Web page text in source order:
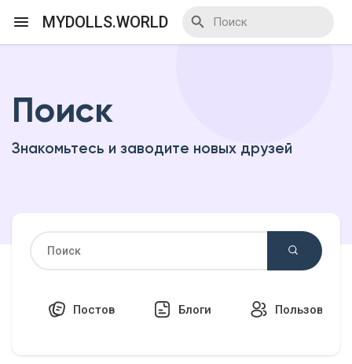
MYDOLLS.WORLD
Я организатор
Смотреть Базар
Поиск
Знакомьтесь и заводите новых друзей
Постов Блоги